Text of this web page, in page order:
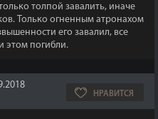
толпой завалить, иначе
Только огненным атронахом
его завалил, все
этом погибли.
НРАВИТСЯ